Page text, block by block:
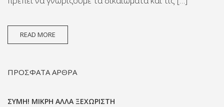
READ MORE
ΠΡΌΣΦΑΤΑ ΆΡΘΡΑ
ΣΎΜΗ! ΜΙΚΡΉ ΑΛΛΆ ΞΕΧΩΡΙΣΤΉ